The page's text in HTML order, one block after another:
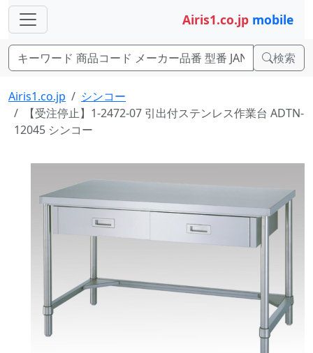
Airis1.co.jp mobile
検索
Airis1.co.jp
シンコー
【受注停止】1-2472-07 引出付ステンレス作業台 ADTN-
12045 シンコー